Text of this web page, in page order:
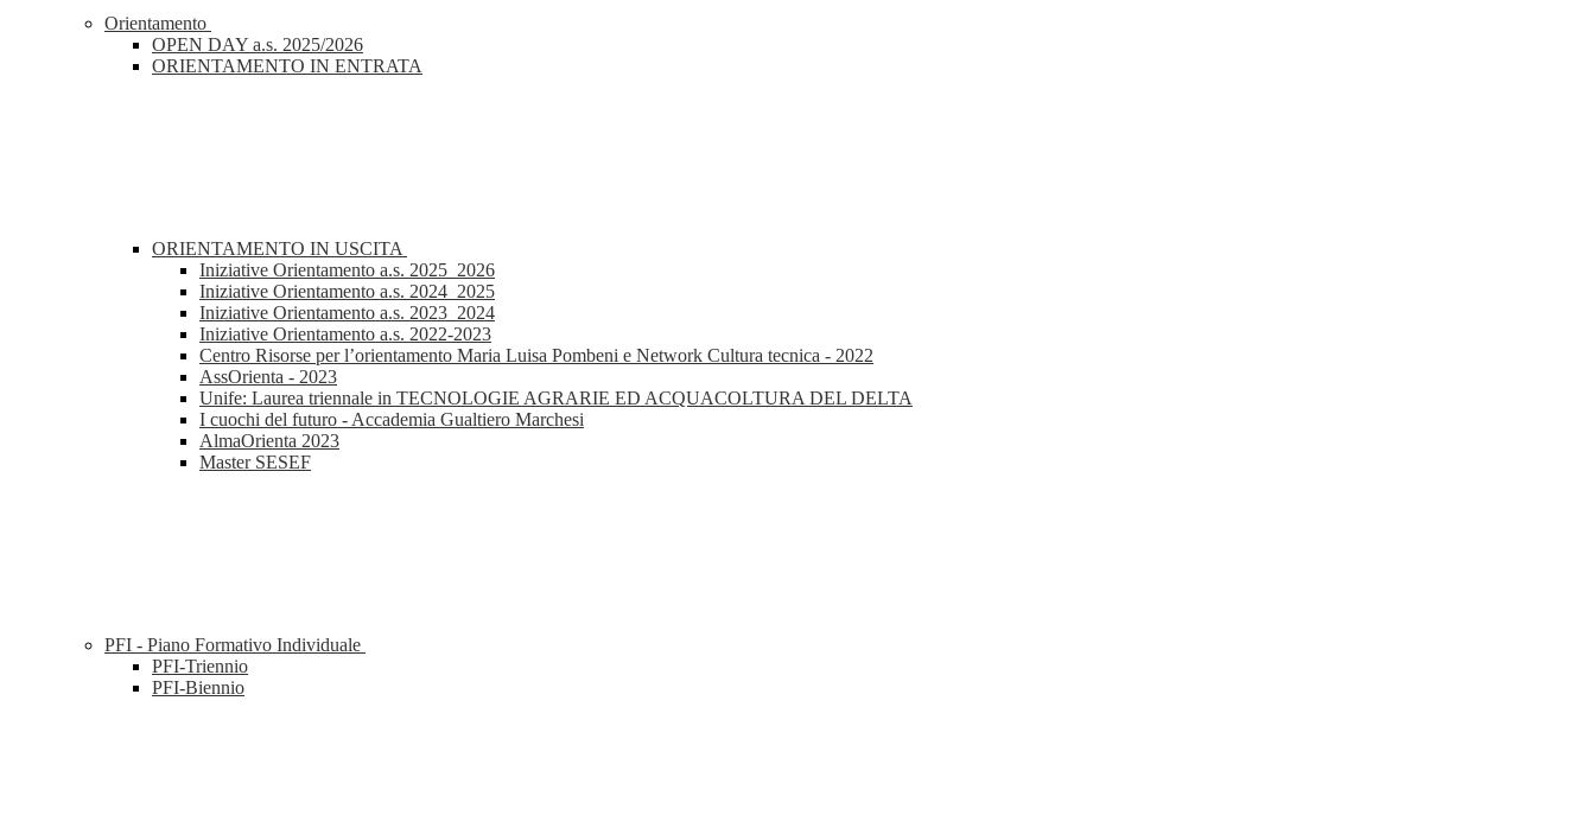
Orientamento
OPEN DAY a.s. 2025/2026
ORIENTAMENTO IN ENTRATA
ORIENTAMENTO IN USCITA
Iniziative Orientamento a.s. 2025_2026
Iniziative Orientamento a.s. 2024_2025
Iniziative Orientamento a.s. 2023_2024
Iniziative Orientamento a.s. 2022-2023
Centro Risorse per l’orientamento Maria Luisa Pombeni e Network Cultura tecnica - 2022
AssOrienta - 2023
Unife: Laurea triennale in TECNOLOGIE AGRARIE ED ACQUACOLTURA DEL DELTA
I cuochi del futuro - Accademia Gualtiero Marchesi
AlmaOrienta 2023
Master SESEF
PFI - Piano Formativo Individuale
PFI-Triennio
PFI-Biennio